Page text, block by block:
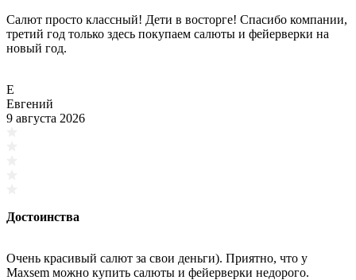
Салют просто классный! Дети в восторге! Спасибо компании,
третий год только здесь покупаем салюты и фейерверки на
новый год.
Е
Евгений
9 августа 2026
Достоинства
Очень красивый салют за свои деньги). Приятно, что у
Maxsem можно купить салюты и фейерверки недорого.